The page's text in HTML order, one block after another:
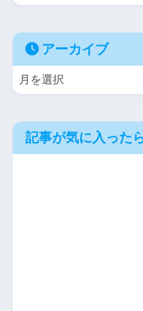
アーカイブ
記事が気に入った